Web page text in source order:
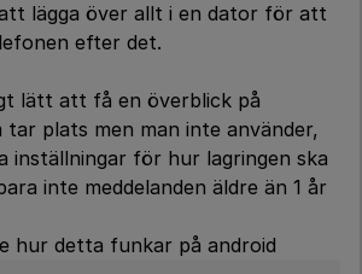
lägga över allt i en dator för att
efter det.
lätt att få en överblick på
plats men man inte använder,
inställningar för hur lagringen ska
inte meddelanden äldre än 1 år
hur detta funkar på android